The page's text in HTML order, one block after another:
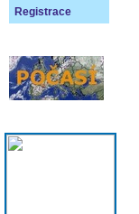
Registrace